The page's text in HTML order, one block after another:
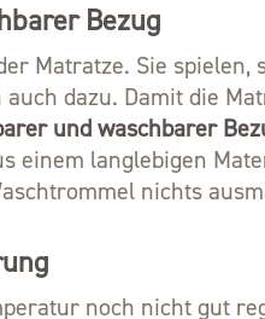
Bezug
Matratze. Sie spielen,
dazu. Damit die
und waschbarer
einem langlebigen
nichts
noch nicht gut